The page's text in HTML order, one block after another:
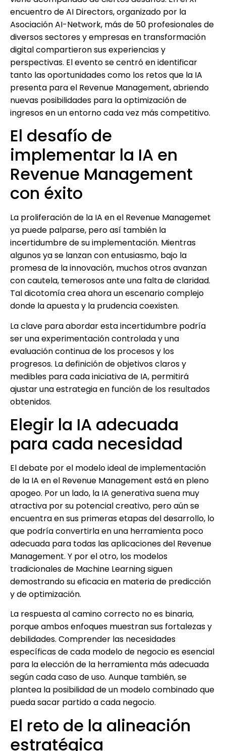
encuentro de AI Directors, organizado por la
Asociación AI-Network, más de 50 profesionales de
diversos sectores y empresas en transformación
digital compartieron sus experiencias y
perspectivas. El evento se centró en identificar
tanto las oportunidades como los retos que la IA
presenta para el Revenue Management, abriendo
nuevas posibilidades para la optimización de
ingresos en un entorno cada vez más competitivo.
El desafío de
implementar la IA en
Revenue Management
con éxito
La proliferación de la IA en el Revenue Managemet
ya puede palparse, pero así también la
incertidumbre de su implementación. Mientras
algunos ya se lanzan con entusiasmo, bajo la
promesa de la innovación, muchos otros avanzan
con cautela, temerosos ante una falta de claridad.
Tal dicotomía crea ahora un escenario complejo
donde la apuesta y la prudencia coexisten.
La clave para abordar esta incertidumbre podría
ser una experimentación controlada y una
evaluación continua de los procesos y los
progresos. La definición de objetivos claros y
medibles para cada iniciativa de IA, permitirá
ajustar una estrategia en función de los resultados
obtenidos.
Elegir la IA adecuada
para cada necesidad
El debate por el modelo ideal de implementación
de la IA en el Revenue Management está en pleno
apogeo. Por un lado, la IA generativa suena muy
atractiva por su potencial creativo, pero aún se
encuentra en sus primeras etapas del desarrollo, lo
que podría convertirla en una herramienta poco
adecuada para todas las aplicaciones del Revenue
Management. Y por el otro, los modelos
tradicionales de Machine Learning siguen
demostrando su eficacia en materia de predicción
y de optimización.
La respuesta al camino correcto no es binaria,
porque ambos enfoques muestran sus fortalezas y
debilidades. Comprender las necesidades
específicas de cada modelo de negocio es esencial
para la elección de la herramienta más adecuada
según cada caso de uso. Aunque también, se
plantea la posibilidad de un modelo combinado que
pueda sacar partido a cada negocio.
El reto de la alineación
estratégica